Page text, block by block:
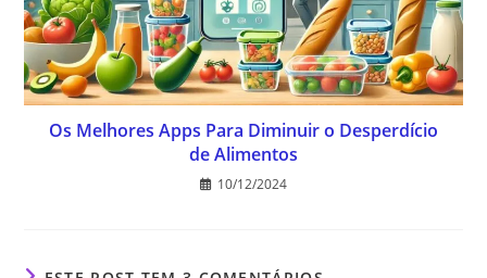
Os Melhores Apps Para Diminuir o Desperdício
de Alimentos
10/12/2024